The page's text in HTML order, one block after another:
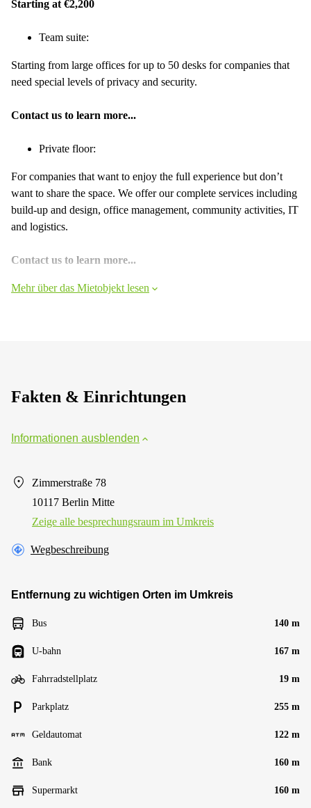
Starting at €2,200
Team suite:
Starting from large offices for up to 50 desks for companies that
need special levels of privacy and security.
Contact us to learn more...
Private floor:
For companies that want to enjoy the full experience but don’t
want to share the space. We offer our complete services including
build-up and design, office management, community activities, IT
and logistics.
Contact us to learn more...
Mehr über das Mietobjekt lesen
Fakten & Einrichtungen
Informationen ausblenden
Zimmerstraße 78
10117 Berlin Mitte
Zeige alle besprechungsraum im Umkreis
Wegbeschreibung
Entfernung zu wichtigen Orten im Umkreis
Bus 140 m
U-bahn 167 m
Fahrradstellplatz 19 m
Parkplatz 255 m
Geldautomat 122 m
Bank 160 m
Supermarkt 160 m